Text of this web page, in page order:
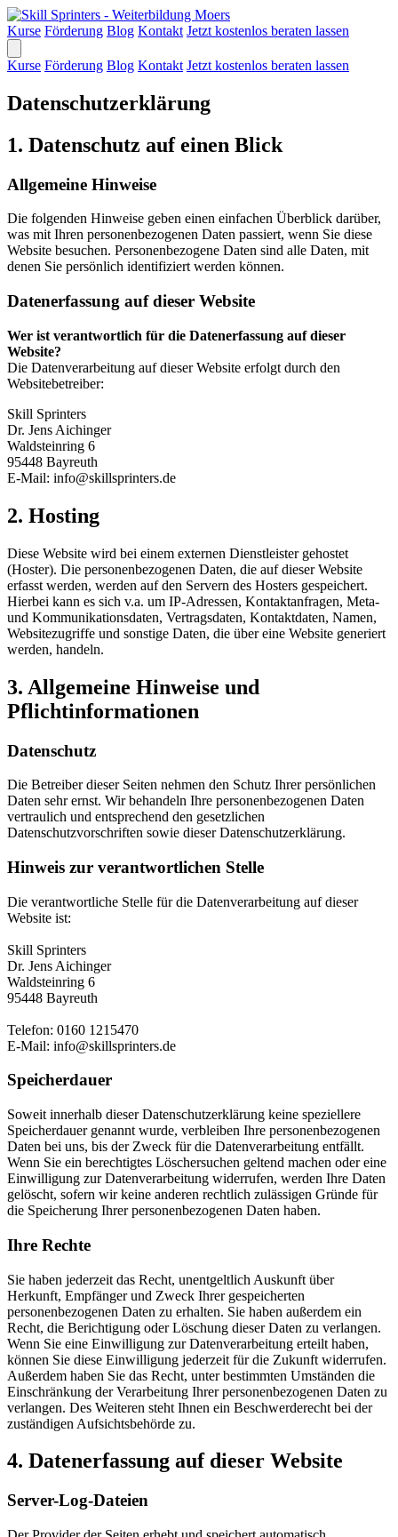
Kurse Förderung Blog Kontakt Jetzt kostenlos beraten lassen
Kurse Förderung Blog Kontakt Jetzt kostenlos beraten lassen
Datenschutzerklärung
1. Datenschutz auf einen Blick
Allgemeine Hinweise
Die folgenden Hinweise geben einen einfachen Überblick darüber,
was mit Ihren personenbezogenen Daten passiert, wenn Sie diese
Website besuchen. Personenbezogene Daten sind alle Daten, mit
denen Sie persönlich identifiziert werden können.
Datenerfassung auf dieser Website
Wer ist verantwortlich für die Datenerfassung auf dieser
Website?
Die Datenverarbeitung auf dieser Website erfolgt durch den
Websitebetreiber:
Skill Sprinters
Dr. Jens Aichinger
Waldsteinring 6
95448 Bayreuth
E-Mail: info@skillsprinters.de
2. Hosting
Diese Website wird bei einem externen Dienstleister gehostet
(Hoster). Die personenbezogenen Daten, die auf dieser Website
erfasst werden, werden auf den Servern des Hosters gespeichert.
Hierbei kann es sich v.a. um IP-Adressen, Kontaktanfragen, Meta-
und Kommunikationsdaten, Vertragsdaten, Kontaktdaten, Namen,
Websitezugriffe und sonstige Daten, die über eine Website generiert
werden, handeln.
3. Allgemeine Hinweise und
Pflichtinformationen
Datenschutz
Die Betreiber dieser Seiten nehmen den Schutz Ihrer persönlichen
Daten sehr ernst. Wir behandeln Ihre personenbezogenen Daten
vertraulich und entsprechend den gesetzlichen
Datenschutzvorschriften sowie dieser Datenschutzerklärung.
Hinweis zur verantwortlichen Stelle
Die verantwortliche Stelle für die Datenverarbeitung auf dieser
Website ist:
Skill Sprinters
Dr. Jens Aichinger
Waldsteinring 6
95448 Bayreuth
Telefon: 0160 1215470
E-Mail: info@skillsprinters.de
Speicherdauer
Soweit innerhalb dieser Datenschutzerklärung keine speziellere
Speicherdauer genannt wurde, verbleiben Ihre personenbezogenen
Daten bei uns, bis der Zweck für die Datenverarbeitung entfällt.
Wenn Sie ein berechtigtes Löschersuchen geltend machen oder eine
Einwilligung zur Datenverarbeitung widerrufen, werden Ihre Daten
gelöscht, sofern wir keine anderen rechtlich zulässigen Gründe für
die Speicherung Ihrer personenbezogenen Daten haben.
Ihre Rechte
Sie haben jederzeit das Recht, unentgeltlich Auskunft über
Herkunft, Empfänger und Zweck Ihrer gespeicherten
personenbezogenen Daten zu erhalten. Sie haben außerdem ein
Recht, die Berichtigung oder Löschung dieser Daten zu verlangen.
Wenn Sie eine Einwilligung zur Datenverarbeitung erteilt haben,
können Sie diese Einwilligung jederzeit für die Zukunft widerrufen.
Außerdem haben Sie das Recht, unter bestimmten Umständen die
Einschränkung der Verarbeitung Ihrer personenbezogenen Daten zu
verlangen. Des Weiteren steht Ihnen ein Beschwerderecht bei der
zuständigen Aufsichtsbehörde zu.
4. Datenerfassung auf dieser Website
Server-Log-Dateien